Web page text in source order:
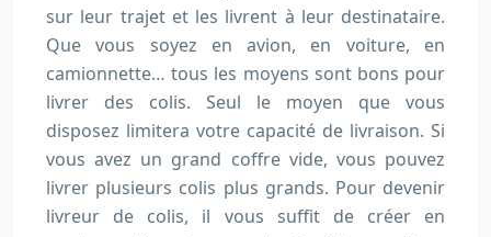
sur leur trajet et les livrent à leur destinataire.
Que vous soyez en avion, en voiture, en
camionnette… tous les moyens sont bons pour
livrer des colis. Seul le moyen que vous
disposez limitera votre capacité de livraison. Si
vous avez un grand coffre vide, vous pouvez
livrer plusieurs colis plus grands. Pour devenir
livreur de colis, il vous suffit de créer en